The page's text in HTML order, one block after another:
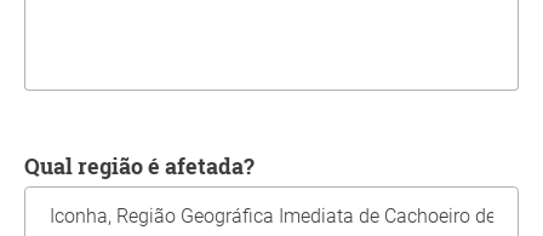
Qual região é afetada?